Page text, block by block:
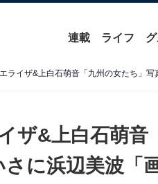
連載 ライフ
ザ&上白石萌音
に浜辺美波「